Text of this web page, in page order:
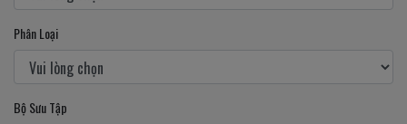
Phân Loại
Bộ Sưu Tập